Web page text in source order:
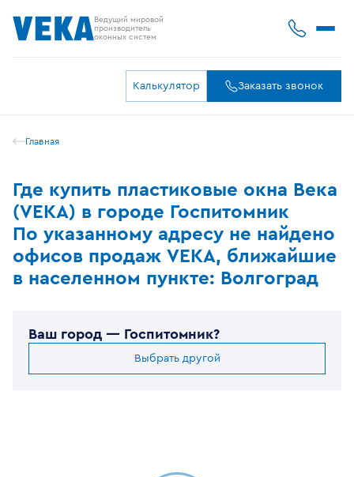
Ведущий мировой
производитель
оконных систем
Калькулятор Заказать звонок
Главная
Где купить пластиковые окна Века
(VEKA) в городе Госпитомник
По указанному адресу не найдено
офисов продаж VEKA, ближайшие
в населенном пункте: Волгоград
Ваш город — Госпитомник?
Выбрать другой